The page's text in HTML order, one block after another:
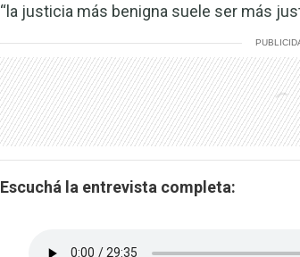
“la justicia más benigna suele ser más
Escuchá la entrevista completa: